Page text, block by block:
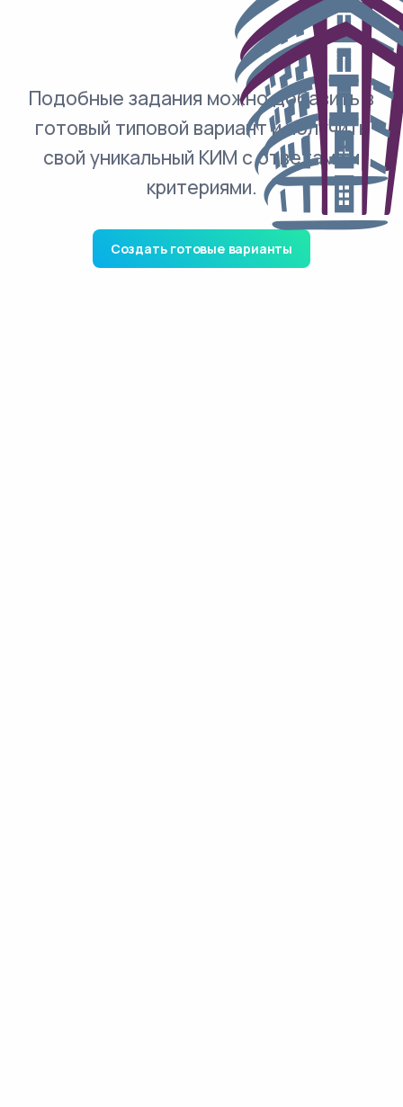
Подобные задания можно добавить в
готовый типовой вариант и получить
свой уникальный КИМ с ответами и
критериями.
Создать готовые варианты